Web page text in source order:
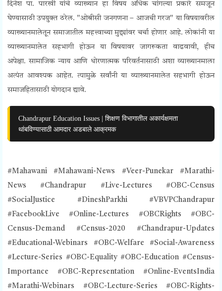
दिनेश पा. पारखी यांचे व्याख्यान हा विषय अधिक चांगल्या प्रकारे समजून
घेण्यासाठी उपयुक्त ठरेल. "ओबीसी जनगणना – आजची गरज" या विषयावरील
व्याख्यानमालेतून समाजातील महत्त्वाच्या मुद्द्यांवर चर्चा होणार आहे. लोकांनी या
व्याख्यानमालेत सहभागी होऊन या विषयावर जागरूकता वाढवावी, हीच
अपेक्षा.सामाजिक न्याय आणि धोरणात्मक परिवर्तनासाठी अशा व्याख्यानमाला
अत्यंत आवश्यक आहेत. त्यामुळे सर्वांनी या व्याख्यानमालेत सहभागी होऊन
समाजहितासाठी योगदान द्यावे.
Chandrapur Education Issues | शिक्षण विभागातील अकार्यक्षमता
थांबविण्यासाठी आमदार अडबाले आक्रमक
#Mahawani #Mahawani-News #Veer-Punekar #Marathi-
News #Chandrapur #Live-Lectures #OBC-Census
#SocialJustice #DineshParkhi #VBVPChandrapur
#FacebookLive #Online-Lectures #OBCRights #OBC-
Census-Demand #Census-2020 #Chandrapur-Updates
#Educational-Webinars #OBC-Welfare #Social-Awareness
#Lecture-Series #OBC-Equality #OBC-Education #Census-
Importance #OBC-Representation #Online-EventsIndia
#Marathi-Webinars #OBC-Lecture-Series #OBC-Rights-